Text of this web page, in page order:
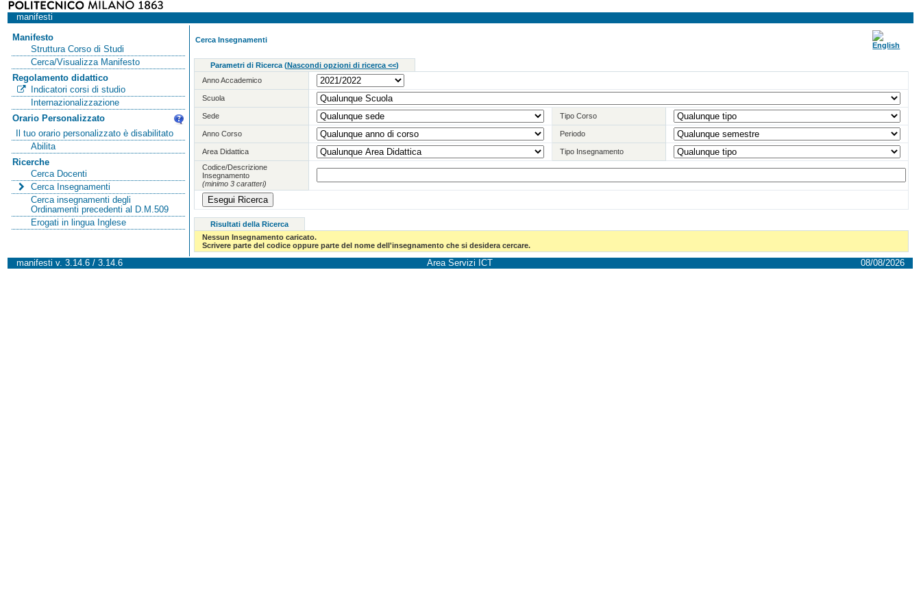
manifesti
Manifesto
Struttura Corso di Studi
Cerca/Visualizza Manifesto
Regolamento didattico
Indicatori corsi di studio
Internazionalizzazione
Orario Personalizzato
Il tuo orario personalizzato è disabilitato
Abilita
Ricerche
Cerca Docenti
Cerca Insegnamenti
Cerca insegnamenti degli
Ordinamenti precedenti al D.M.509
Erogati in lingua Inglese
Cerca Insegnamenti
Parametri di Ricerca (Nascondi opzioni di ricerca <<)
Anno Accademico
Scuola
Sede Tipo Corso
Anno Corso Periodo
Area Didattica
Tipo Insegnamento
Codice/Descrizione
Insegnamento
(minimo 3 caratteri)
Risultati della Ricerca
Nessun Insegnamento caricato.
Scrivere parte del codice oppure parte del nome dell'insegnamento che si desidera cercare.
manifesti v. 3.14.6 / 3.14.6 Area Servizi ICT 08/08/2026